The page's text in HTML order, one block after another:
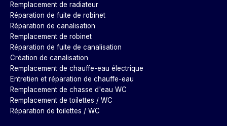
Remplacement de radiateur
Réparation de fuite de robinet
Réparation de canalisation
Remplacement de robinet
Réparation de fuite de canalisation
Création de canalisation
Remplacement de chauffe-eau électrique
Entretien et réparation de chauffe-eau
Remplacement de chasse d'eau WC
Remplacement de toilettes / WC
Réparation de toilettes / WC